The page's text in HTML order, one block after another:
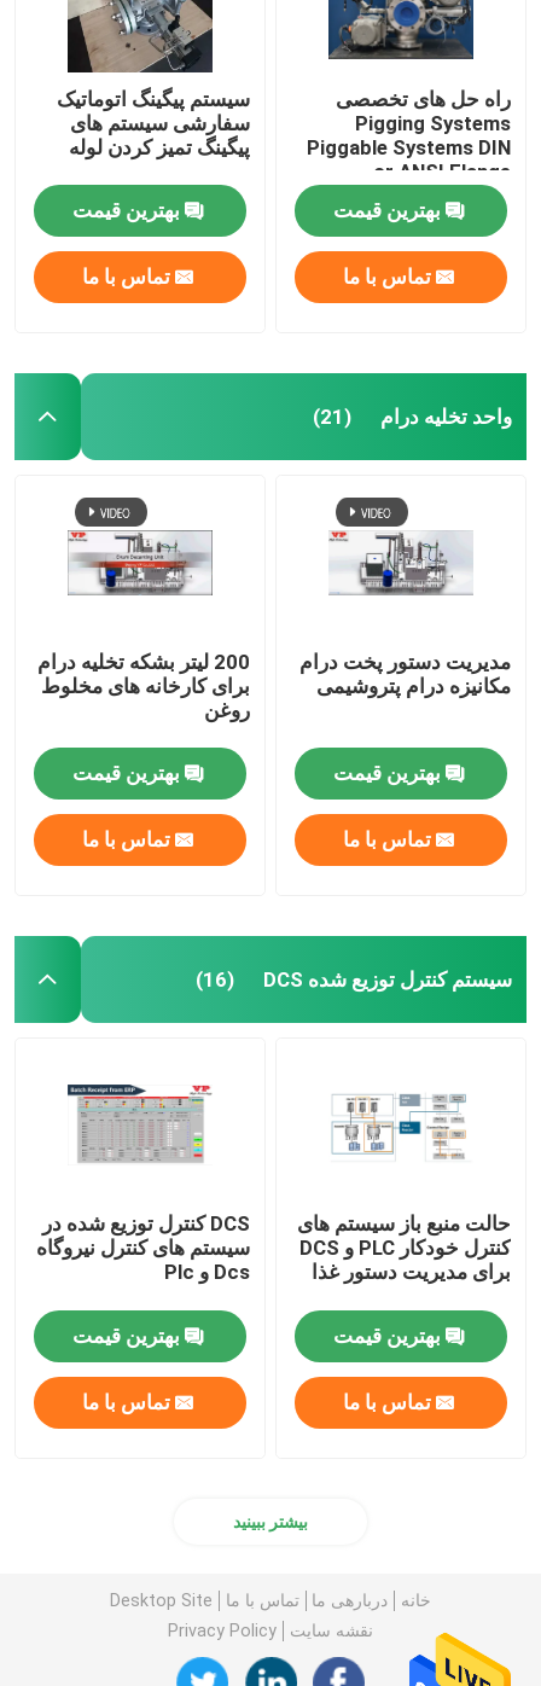
راه حل های تخصصی
Pigging Systems
Piggable Systems DIN
or ANSI Flange
بهترین قیمت
تماس با ما
سیستم پیگینگ اتوماتیک
سفارشی سیستم های
پیگینگ تمیز کردن لوله
بهترین قیمت
تماس با ما
واحد تخلیه درام (21)
مدیریت دستور پخت درام
مکانیزه درام پتروشیمی
بهترین قیمت
تماس با ما
200 لیتر بشکه تخلیه درام
برای کارخانه های مخلوط
روغن
بهترین قیمت
تماس با ما
سیستم کنترل توزیع شده DCS (16)
حالت منبع باز سیستم های
کنترل خودکار PLC و DCS
برای مدیریت دستور غذا
بهترین قیمت
تماس با ما
DCS کنترل توزیع شده در
سیستم های کنترل نیروگاه
Dcs و Plc
بهترین قیمت
تماس با ما
بیشتر ببینید
خانه دربارهی ما تماس با ما
Desktop Site
نقشه سایت
Privacy Policy